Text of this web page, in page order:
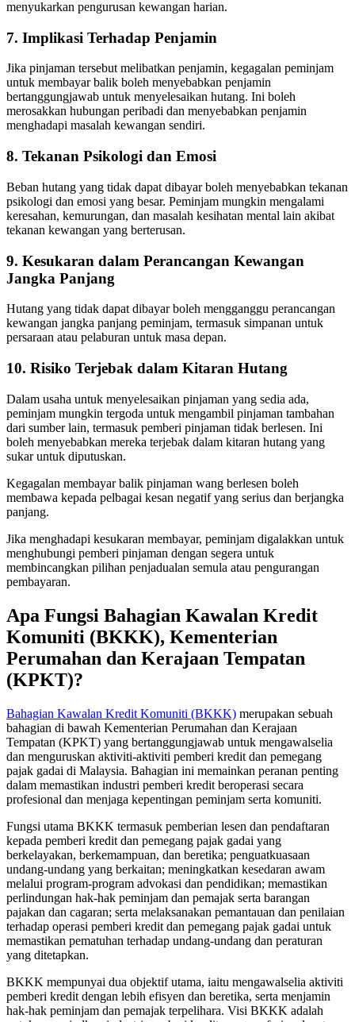
menyukarkan pengurusan kewangan harian.
7. Implikasi Terhadap Penjamin
Jika pinjaman tersebut melibatkan penjamin, kegagalan peminjam
untuk membayar balik boleh menyebabkan penjamin
bertanggungjawab untuk menyelesaikan hutang. Ini boleh
merosakkan hubungan peribadi dan menyebabkan penjamin
menghadapi masalah kewangan sendiri.
8. Tekanan Psikologi dan Emosi
Beban hutang yang tidak dapat dibayar boleh menyebabkan tekanan
psikologi dan emosi yang besar. Peminjam mungkin mengalami
keresahan, kemurungan, dan masalah kesihatan mental lain akibat
tekanan kewangan yang berterusan.
9. Kesukaran dalam Perancangan Kewangan
Jangka Panjang
Hutang yang tidak dapat dibayar boleh mengganggu perancangan
kewangan jangka panjang peminjam, termasuk simpanan untuk
persaraan atau pelaburan untuk masa depan.
10. Risiko Terjebak dalam Kitaran Hutang
Dalam usaha untuk menyelesaikan pinjaman yang sedia ada,
peminjam mungkin tergoda untuk mengambil pinjaman tambahan
dari sumber lain, termasuk pemberi pinjaman tidak berlesen. Ini
boleh menyebabkan mereka terjebak dalam kitaran hutang yang
sukar untuk diputuskan.
Kegagalan membayar balik pinjaman wang berlesen boleh
membawa kepada pelbagai kesan negatif yang serius dan berjangka
panjang.
Jika menghadapi kesukaran membayar, peminjam digalakkan untuk
menghubungi pemberi pinjaman dengan segera untuk
membincangkan pilihan penjadualan semula atau pengurangan
pembayaran.
Apa Fungsi Bahagian Kawalan Kredit
Komuniti (BKKK), Kementerian
Perumahan dan Kerajaan Tempatan
(KPKT)?
Bahagian Kawalan Kredit Komuniti (BKKK) merupakan sebuah
bahagian di bawah Kementerian Perumahan dan Kerajaan
Tempatan (KPKT) yang bertanggungjawab untuk mengawalselia
dan menguruskan aktiviti-aktiviti pemberi kredit dan pemegang
pajak gadai di Malaysia. Bahagian ini memainkan peranan penting
dalam memastikan industri pemberi kredit beroperasi secara
profesional dan menjaga kepentingan peminjam serta komuniti.
Fungsi utama BKKK termasuk pemberian lesen dan pendaftaran
kepada pemberi kredit dan pemegang pajak gadai yang
berkelayakan, berkemampuan, dan beretika; penguatkuasaan
undang-undang yang berkaitan; meningkatkan kesedaran awam
melalui program-program advokasi dan pendidikan; memastikan
perlindungan hak-hak peminjam dan pemajak serta barangan
pajakan dan cagaran; serta melaksanakan pemantauan dan penilaian
terhadap operasi pemberi kredit dan pemegang pajak gadai untuk
memastikan pematuhan terhadap undang-undang dan peraturan
yang ditetapkan.
BKKK mempunyai dua objektif utama, iaitu mengawalselia aktiviti
pemberi kredit dengan lebih efisyen dan beretika, serta menjamin
hak-hak peminjam dan pemajak terpelihara. Visi BKKK adalah